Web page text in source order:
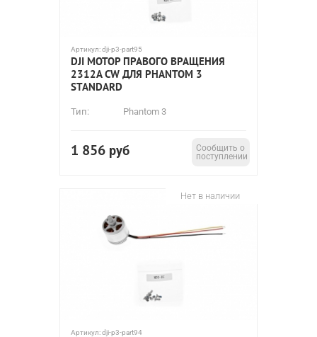
Артикул:dji-p3-part95
DJI МОТОР ПРАВОГО ВРАЩЕНИЯ
2312A CW ДЛЯ PHANTOM 3
STANDARD
Тип: Phantom 3
1 856 руб
Сообщить о
поступлении
Нет в наличии
Артикул:dji-p3-part94